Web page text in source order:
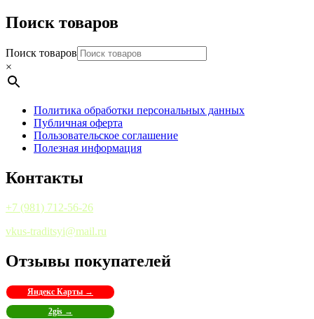
Поиск товаров
Поиск товаров
×
Политика обработки персональных данных
Публичная оферта
Пользовательское соглашение
Полезная информация
Контакты
+7 (981) 712-56-26
vkus-traditsyi@mail.ru
Отзывы покупателей
Яндекс Карты →
2gis →